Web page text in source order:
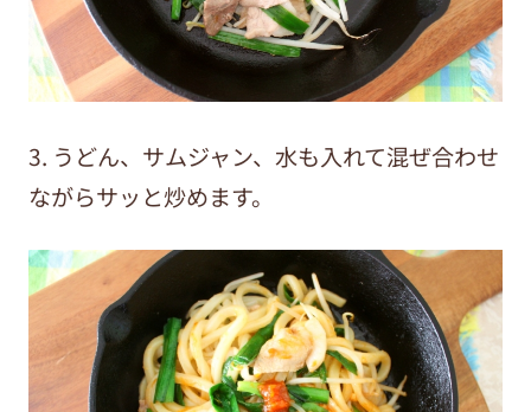
3. うどん、サムジャン、水も入れて混ぜ合わせ
ながらサッと炒めます。